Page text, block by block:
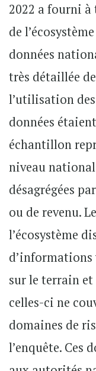
2022 a fourni à
de
données
très détaillée
l’utilisation des
données
échantillon
niveau
désagrégées
ou de revenu.
l’écosystème
d’informations
sur le terrain et
celles-ci ne
domaines de
l’enquête. Ces